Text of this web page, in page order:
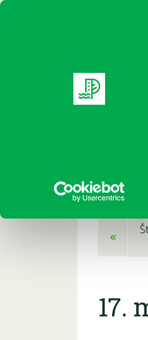
«
17.